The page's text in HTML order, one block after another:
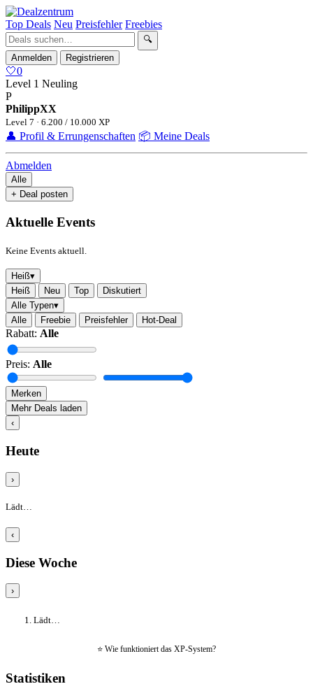
Top Deals Neu Preisfehler Freebies
🔍
Anmelden
Registrieren
🤍0
Level 1 Neuling
P
PhilippXX
Level 7 · 6.200 / 10.000 XP
👤 Profil & Errungenschaften 📦 Meine Deals
Abmelden
Alle
+ Deal posten
Aktuelle Events
Keine Events aktuell.
Heiß▾
Heiß
Neu Top
Diskutiert
Alle Typen▾
Alle
Freebie Preisfehler Hot-Deal
Rabatt: Alle
Preis: Alle
Merken
Mehr Deals laden
‹
Heute
›
Lädt…
‹
Diese Woche
›
Lädt…
⭐ Wie funktioniert das XP-System?
Statistiken